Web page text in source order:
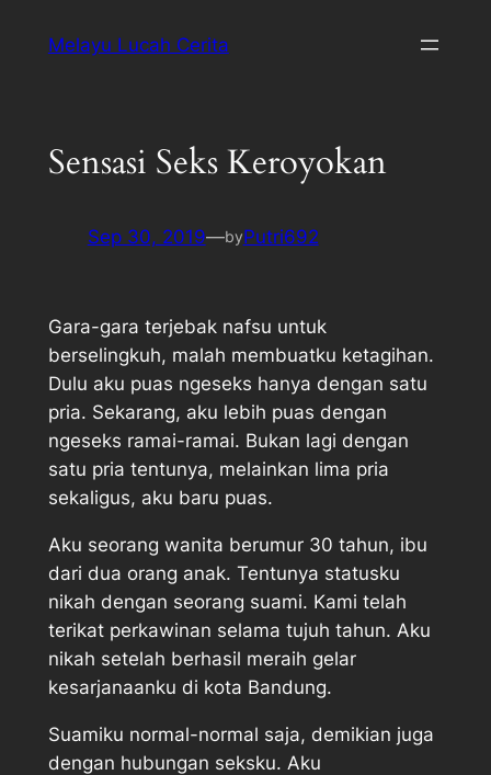
Melayu Lucah Cerita
Sensasi Seks Keroyokan
Sep 30, 2019—byPutri692
Gara-gara terjebak nafsu untuk
berselingkuh, malah membuatku ketagihan.
Dulu aku puas ngeseks hanya dengan satu
pria. Sekarang, aku lebih puas dengan
ngeseks ramai-ramai. Bukan lagi dengan
satu pria tentunya, melainkan lima pria
sekaligus, aku baru puas.
Aku seorang wanita berumur 30 tahun, ibu
dari dua orang anak. Tentunya statusku
nikah dengan seorang suami. Kami telah
terikat perkawinan selama tujuh tahun. Aku
nikah setelah berhasil meraih gelar
kesarjanaanku di kota Bandung.
Suamiku normal-normal saja, demikian juga
dengan hubungan seksku. Aku